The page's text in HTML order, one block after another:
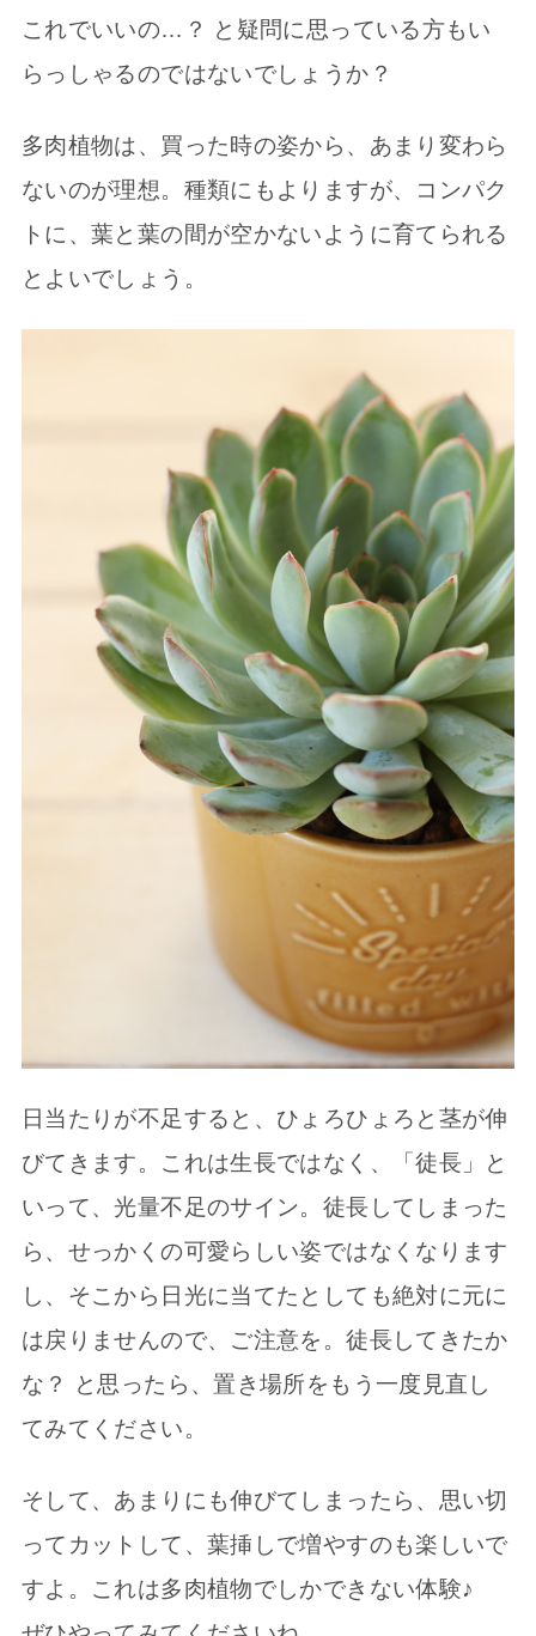
これでいいの…？ と疑問に思っている方もい
らっしゃるのではないでしょうか？
多肉植物は、買った時の姿から、あまり変わら
ないのが理想。種類にもよりますが、コンパク
トに、葉と葉の間が空かないように育てられる
とよいでしょう。
日当たりが不足すると、ひょろひょろと茎が伸
びてきます。これは生長ではなく、「徒長」と
いって、光量不足のサイン。徒長してしまった
ら、せっかくの可愛らしい姿ではなくなります
し、そこから日光に当てたとしても絶対に元に
は戻りませんので、ご注意を。徒長してきたか
な？ と思ったら、置き場所をもう一度見直し
てみてください。
そして、あまりにも伸びてしまったら、思い切
ってカットして、葉挿しで増やすのも楽しいで
すよ。これは多肉植物でしかできない体験♪